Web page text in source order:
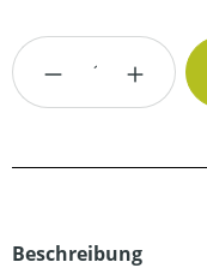
Produkt
Beschreibung